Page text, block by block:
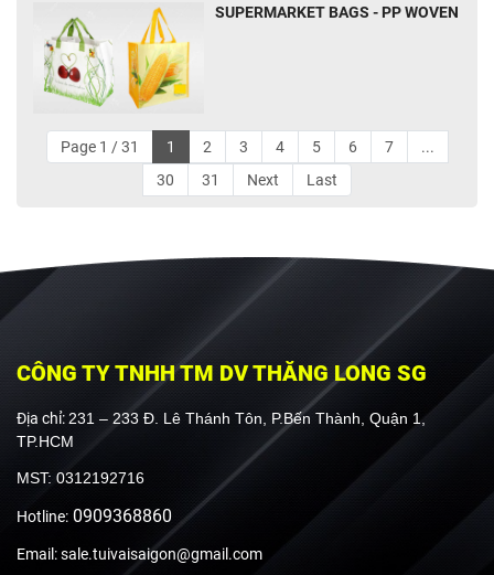
SUPERMARKET BAGS - PP WOVEN
Page 1 / 31 1 2 3 4 5 6 7
...
30
31 Next Last
CÔNG TY TNHH TM DV THĂNG LONG SG
Địa chỉ: 231 – 233 Đ. Lê Thánh Tôn, P.Bến Thành, Quận 1,
TP.HCM
MST: 0312192716
Hotline: 0909368860
Email: sale.tuivaisaigon@gmail.com